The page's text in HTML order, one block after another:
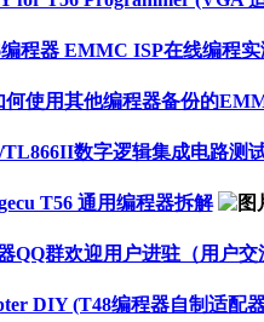
程器 EMMC ISP在线编程实
何使用其他编程器备份的
TL866II数字逻辑集成电路测
T56 通用编程器拆解
QQ群欢迎用户进驻（用户交
DIY (T48编程器自制适配